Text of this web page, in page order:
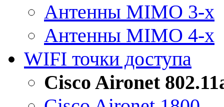
Антенны MIMO 3-x
Антенны MIMO 4-x
WIFI точки доступа
Cisco Aironet